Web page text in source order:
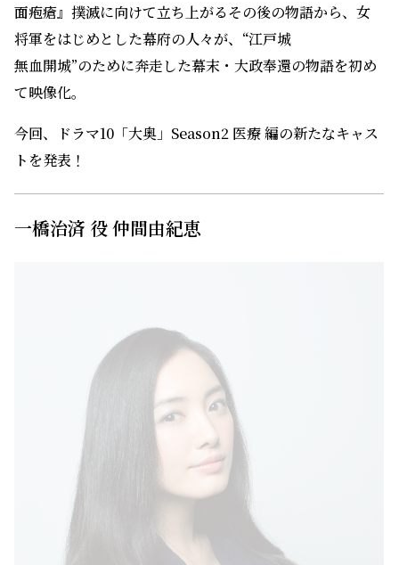
面疱瘡』撲滅に向けて立ち上がるその後の物語から、女
将軍をはじめとした幕府の人々が、“江戸城
無血開城”のために奔走した幕末・大政奉還の物語を初め
て映像化。
今回、ドラマ10「大奥」Season2 医療 編の新たなキャス
トを発表！
一橋治済 役 仲間由紀恵